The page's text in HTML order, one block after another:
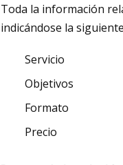
Toda la información
indicándose la
Servicio
Objetivos
Formato
Precio